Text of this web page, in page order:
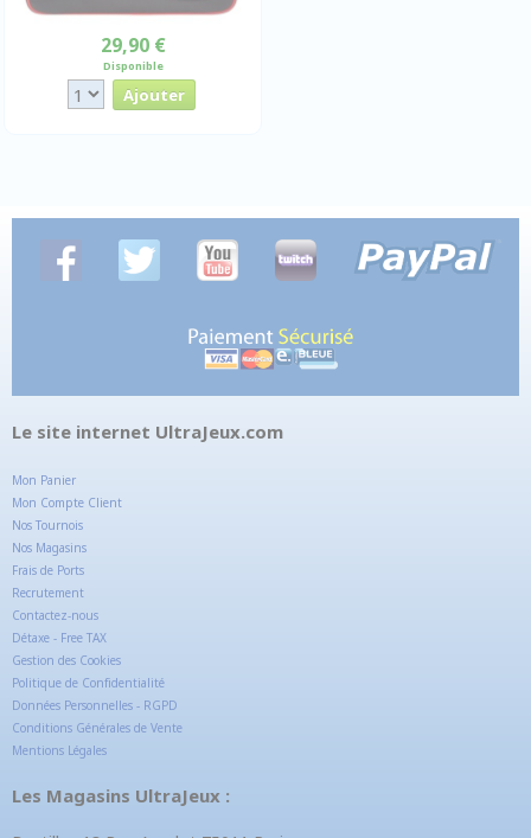
29,90 €
Disponible
Le site internet UltraJeux.com
Mon Panier
Mon Compte Client
Nos Tournois
Nos Magasins
Frais de Ports
Recrutement
Contactez-nous
Détaxe - Free TAX
Gestion des Cookies
Politique de Confidentialité
Données Personnelles - RGPD
Conditions Générales de Vente
Mentions Légales
Les Magasins UltraJeux :